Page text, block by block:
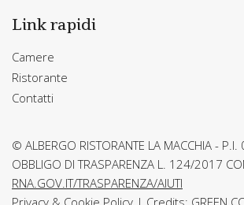
Link rapidi
Camere
Ristorante
Contatti
© ALBERGO RISTORANTE LA MACCHIA -
OBBLIGO DI TRASPARENZA L. 124/2017
RNA.GOV.IT/TRASPARENZA/AIUTI